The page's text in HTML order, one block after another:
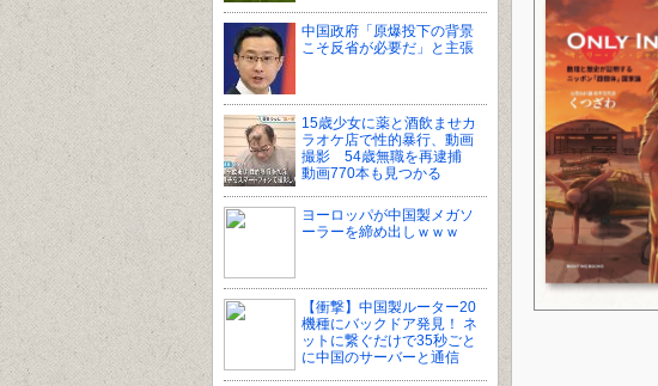
中国政府「原爆投下の背景
こそ反省が必要だ」と主張
15歳少女に薬と酒飲ませカ
ラオケ店で性的暴行、動画
撮影 54歳無職を再逮捕
動画770本も見つかる
ヨーロッパが中国製メガソ
ーラーを締め出しｗｗｗ
【衝撃】中国製ルーター20
機種にバックドア発見！ ネ
ットに繋ぐだけで35秒ごと
に中国のサーバーと通信